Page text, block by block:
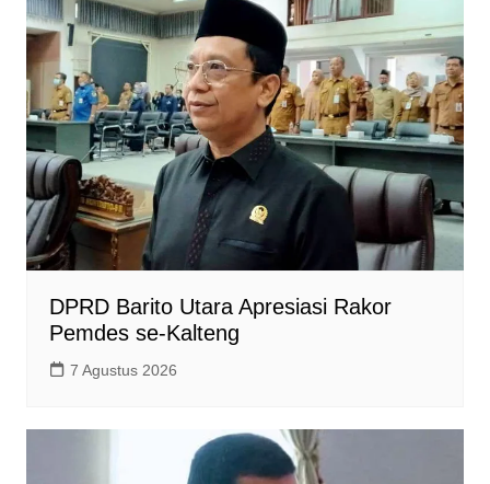
p
p
o
k
n
k
DPRD Barito Utara Apresiasi Rakor
Pemdes se-Kalteng
7 Agustus 2026